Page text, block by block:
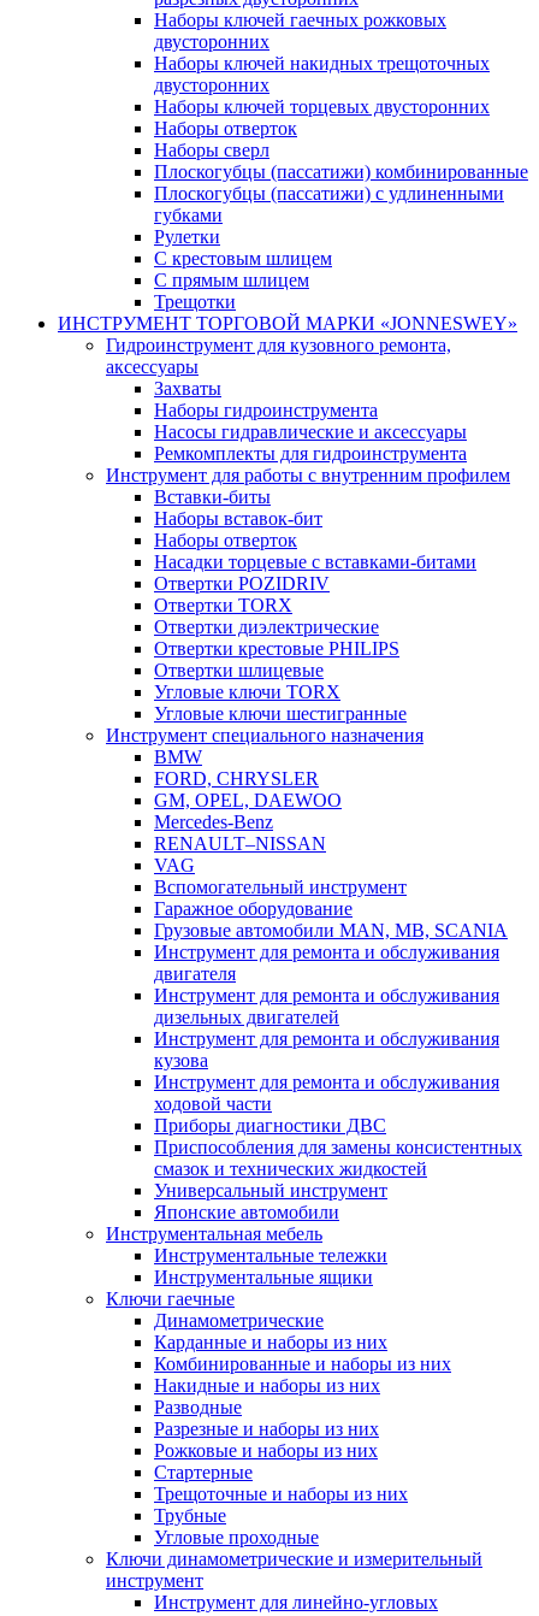
Наборы ключей гаечных рожковых
двусторонних
Наборы ключей накидных трещоточных
двусторонних
Наборы ключей торцевых двусторонних
Наборы отверток
Наборы сверл
Плоскогубцы (пассатижи) комбинированные
Плоскогубцы (пассатижи) с удлиненными
губками
Рулетки
С крестовым шлицем
С прямым шлицем
Трещотки
ИНСТРУМЕНТ ТОРГОВОЙ МАРКИ «JONNESWEY»
Гидроинструмент для кузовного ремонта,
аксессуары
Захваты
Наборы гидроинструмента
Насосы гидравлические и аксессуары
Ремкомплекты для гидроинструмента
Инструмент для работы с внутренним профилем
Вставки-биты
Наборы вставок-бит
Наборы отверток
Насадки торцевые с вставками-битами
Отвертки POZIDRIV
Отвертки TORX
Отвертки диэлектрические
Отвертки крестовые PHILIPS
Отвертки шлицевые
Угловые ключи TORX
Угловые ключи шестигранные
Инструмент специального назначения
BMW
FORD, CHRYSLER
GM, OPEL, DAEWOO
Mercedes-Benz
RENAULT–NISSAN
VAG
Вспомогательный инструмент
Гаражное оборудование
Грузовые автомобили MAN, MB, SCANIA
Инструмент для ремонта и обслуживания
двигателя
Инструмент для ремонта и обслуживания
дизельных двигателей
Инструмент для ремонта и обслуживания
кузова
Инструмент для ремонта и обслуживания
ходовой части
Приборы диагностики ДВС
Приспособления для замены консистентных
смазок и технических жидкостей
Универсальный инструмент
Японские автомобили
Инструментальная мебель
Инструментальные тележки
Инструментальные ящики
Ключи гаечные
Динамометрические
Карданные и наборы из них
Комбинированные и наборы из них
Накидные и наборы из них
Разводные
Разрезные и наборы из них
Рожковые и наборы из них
Стартерные
Трещоточные и наборы из них
Трубные
Угловые проходные
Ключи динамометрические и измерительный
инструмент
Инструмент для линейно-угловых